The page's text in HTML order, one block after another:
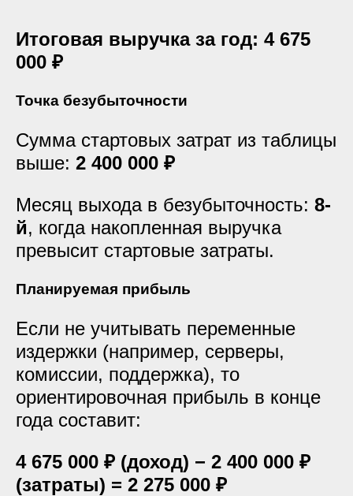
Итоговая выручка за год: 4 675
000 ₽
Точка безубыточности
Сумма стартовых затрат из таблицы
выше: 2 400 000 ₽
Месяц выхода в безубыточность: 8-
й, когда накопленная выручка
превысит стартовые затраты.
Планируемая прибыль
Если не учитывать переменные
издержки (например, серверы,
комиссии, поддержка), то
ориентировочная прибыль в конце
года составит:
4 675 000 ₽ (доход) − 2 400 000 ₽
(затраты) = 2 275 000 ₽